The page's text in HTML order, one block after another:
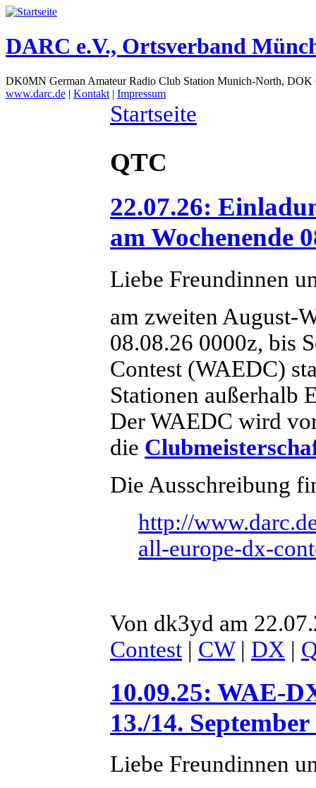
DARC e.V., Ortsverband
DK0MN German Amateur Radio Club Station Munich-North,
www.darc.de | Kontakt | Impressum
Startseite
QTC
22.07.26:
am Wochenende
Liebe Freundinnen
am zweiten August-
08.08.26 0000z, bis
Contest (WAEDC)
Stationen außerhalb
Der WAEDC wird
die
Die Ausschreibung
http://
all-europe-dx-
Von dk3yd am
Contest | CW| DX |
10.09.25: WAE-
13./14. September
Liebe Freundinnen